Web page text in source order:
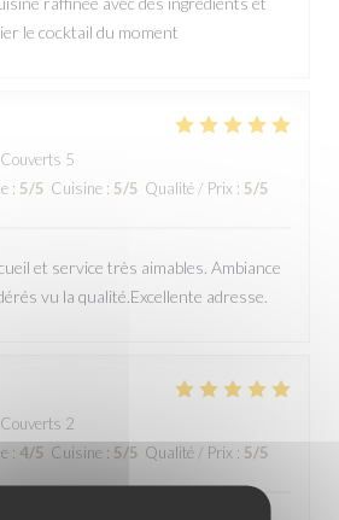
le cocktail du moment
5
: 5/5 Cuisine : 5/5 Qualité / Prix : 5/5
et service très aimables. Ambiance
vu la qualité.Excellente adresse.
2
: 4/5 Cuisine : 5/5 Qualité / Prix : 5/5